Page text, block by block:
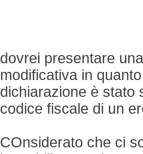
dovrei presentare
modificativa in
dichiarazione è stato
codice fiscale di un
COnsiderato che ci